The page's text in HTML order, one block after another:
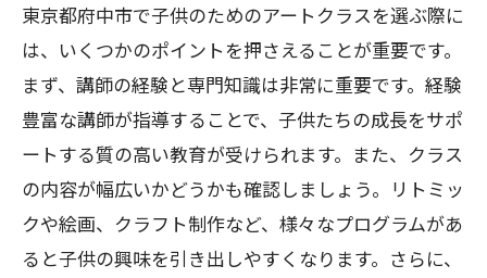
東京都府中市で子供のためのアートクラスを選ぶ際に
は、いくつかのポイントを押さえることが重要です。
まず、講師の経験と専門知識は非常に重要です。経験
豊富な講師が指導することで、子供たちの成長をサポ
ートする質の高い教育が受けられます。また、クラス
の内容が幅広いかどうかも確認しましょう。リトミッ
クや絵画、クラフト制作など、様々なプログラムがあ
ると子供の興味を引き出しやすくなります。さらに、